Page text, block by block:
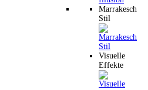
Marrakesch
Stil
Visuelle
Effekte